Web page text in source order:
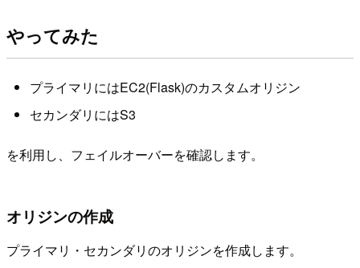
やってみた
プライマリにはEC2(Flask)のカスタムオリジン
セカンダリにはS3
を利用し、フェイルオーバーを確認します。
オリジンの作成
プライマリ・セカンダリのオリジンを作成します。